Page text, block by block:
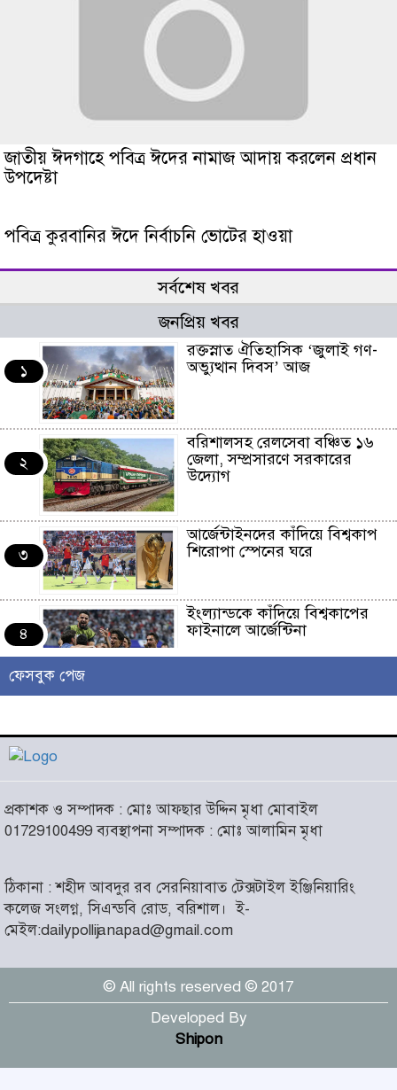
জাতীয় ঈদগাহে পবিত্র ঈদের নামাজ আদায় করলেন প্রধান
উপদেষ্টা
পবিত্র কুরবানির ঈদে নির্বাচনি ভোটের হাওয়া
সর্বশেষ খবর
জনপ্রিয় খবর
১
রক্তস্নাত ঐতিহাসিক ‌‘জুলাই গণ-
অভ্যুত্থান দিবস’ আজ
২
বরিশালসহ রেলসেবা বঞ্চিত ১৬
জেলা, সম্প্রসারণে সরকারের
উদ্যোগ
৩
আর্জেন্টাইনদের কাঁদিয়ে বিশ্বকাপ
শিরোপা স্পেনের ঘরে
৪
ইংল্যান্ডকে কাঁদিয়ে বিশ্বকাপের
ফাইনালে আর্জেন্টিনা
৫
চরমোনাই
৬
আসন্ন বাকেরগঞ্জ পৌর নির্বাচনে
নারী কাউন্সিলর পদে দোয়া চাইলেন
বিএমএসএফ নেত্রী সাবরিনা
৭
‘ইসরাইলি সেনাবাহিনী ধ্বংসের
দ্বারপ্রান্তে’ : ইরানের হামলায়
এশিয়ায় ১৩ মার্কিন ঘাঁটি ধ্বংস
দৌলতদিয়ায় বাস ডুবি : ২৪ জনের
মরদেহ উদ্ধার, অনেকেই নিখোঁজ
ফেসবুক পেজ
প্রকাশক ও সম্পাদক : মোঃ আফছার উদ্দিন মৃধা মোবাইল
01729100499 ব্যবস্থাপনা সম্পাদক : মোঃ আলামিন মৃধা
ঠিকানা : শহীদ আবদুর রব সেরনিয়াবাত টেক্সটাইল ইঞ্জিনিয়ারিং
কলেজ সংলগ্ন, সিএন্ডবি রোড, বরিশাল।ই-
মেইল:dailypollijanapad@gmail.com
© All rights reserved © 2017
Developed By
Shipon